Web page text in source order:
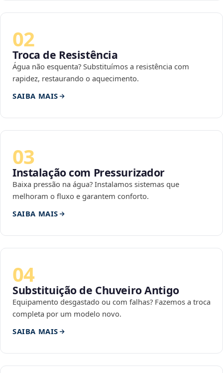
02
Troca de Resistência
Água não esquenta? Substituímos a resistência com
rapidez, restaurando o aquecimento.
SAIBA MAIS
03
Instalação com Pressurizador
Baixa pressão na água? Instalamos sistemas que
melhoram o fluxo e garantem conforto.
SAIBA MAIS
04
Substituição de Chuveiro Antigo
Equipamento desgastado ou com falhas? Fazemos a troca
completa por um modelo novo.
SAIBA MAIS